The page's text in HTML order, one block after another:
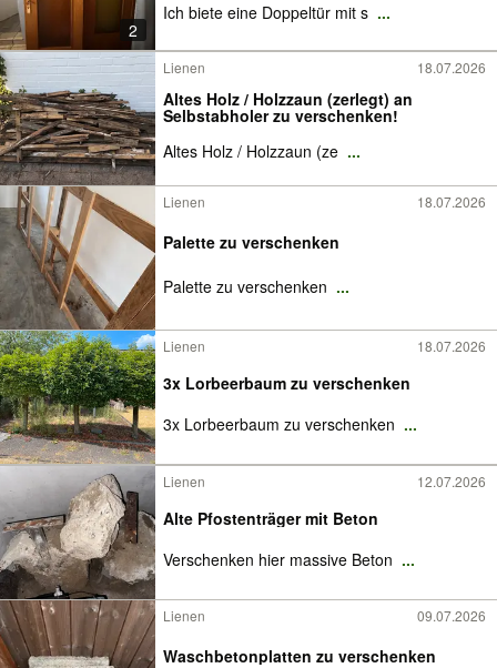
2
Ich biete eine Doppeltür mit s ...
Lienen 18.07.2026
Altes Holz / Holzzaun (zerlegt) an
Selbstabholer zu verschenken!
Altes Holz / Holzzaun (ze ...
Lienen 18.07.2026
Palette zu verschenken
Palette zu verschenken ...
Lienen 18.07.2026
3x Lorbeerbaum zu verschenken
3x Lorbeerbaum zu verschenken ...
Lienen 12.07.2026
Alte Pfostenträger mit Beton
Verschenken hier massive Beton ...
Lienen 09.07.2026
Waschbetonplatten zu verschenken